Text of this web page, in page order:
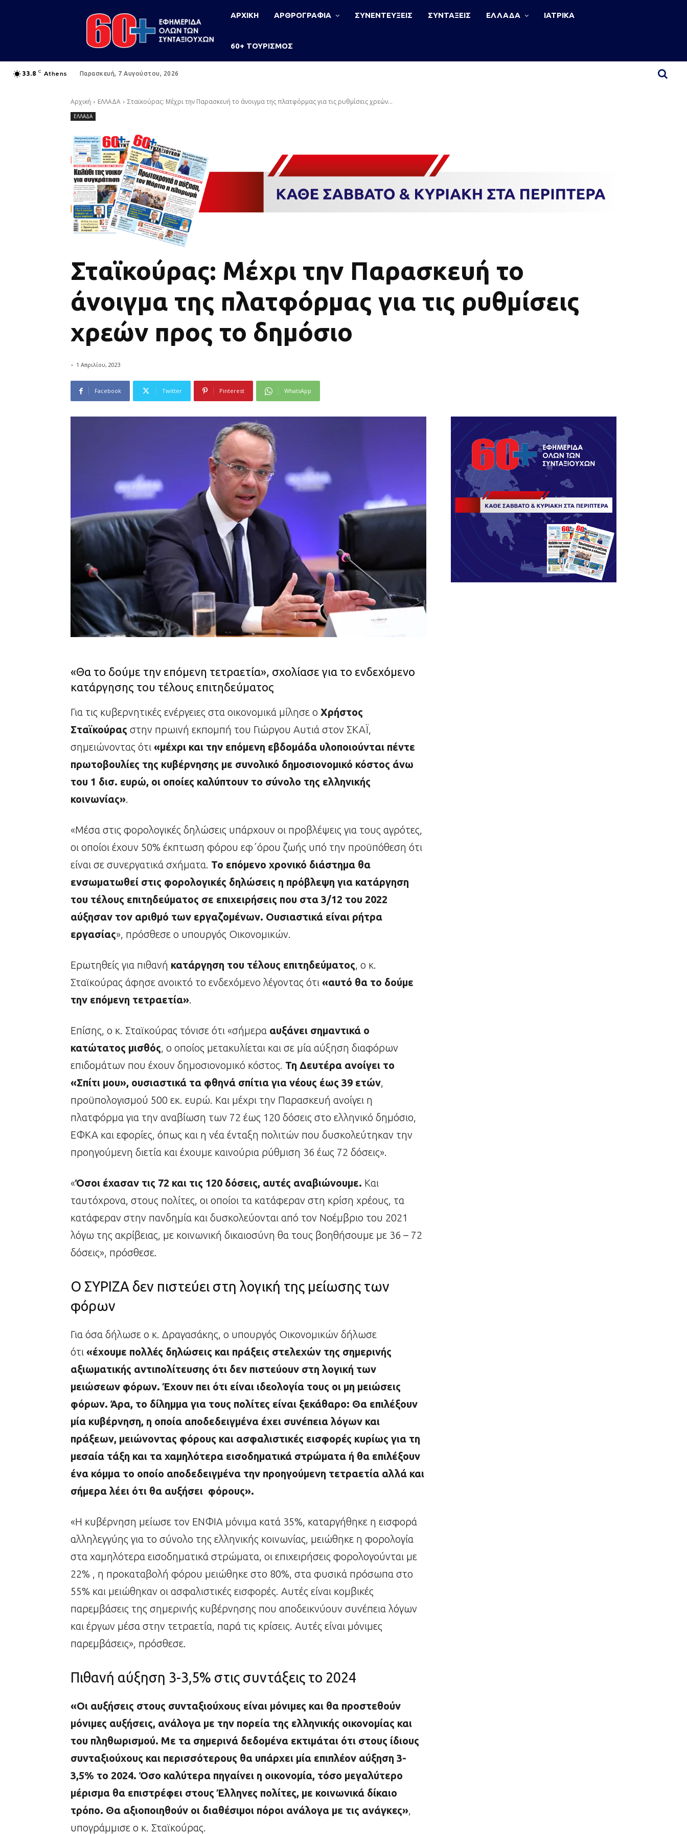
ΑΡΧΙΚΗ ΑΡΘΡΟΓΡΑΦΙΑ ΣΥΝΕΝΤΕΥΞΕΙΣ ΣΥΝΤΑΞΕΙΣ ΕΛΛΑΔΑ ΙΑΤΡΙΚΑ
60+ ΤΟΥΡΙΣΜΟΣ
33.8 C Athens Παρασκευή, 7 Αυγούστου, 2026
Αρχική ΕΛΛΑΔΑ Σταϊκούρας: Μέχρι την Παρασκευή το άνοιγμα της πλατφόρμας για τις ρυθμίσεις χρεών...
ΕΛΛΑΔΑ
Σταϊκούρας: Μέχρι την Παρασκευή το
άνοιγμα της πλατφόρμας για τις ρυθμίσεις
χρεών προς το δημόσιο
- 1 Απριλίου, 2023
Facebook Twitter Pinterest WhatsApp
«Θα το δούμε την επόμενη τετραετία», σχολίασε για το ενδεχόμενο
κατάργησης του τέλους επιτηδεύματος
Για τις κυβερνητικές ενέργειες στα οικονομικά μίλησε ο Χρήστος
Σταϊκούρας στην πρωινή εκπομπή του Γιώργου Αυτιά στον ΣΚΑΪ,
σημειώνοντας ότι «μέχρι και την επόμενη εβδομάδα υλοποιούνται πέντε
πρωτοβουλίες της κυβέρνησης με συνολικό δημοσιονομικό κόστος άνω
του 1 δισ. ευρώ, οι οποίες καλύπτουν το σύνολο της ελληνικής
κοινωνίας».
«Μέσα στις φορολογικές δηλώσεις υπάρχουν οι προβλέψεις για τους αγρότες,
οι οποίοι έχουν 50% έκπτωση φόρου εφ΄όρου ζωής υπό την προϋπόθεση ότι
είναι σε συνεργατικά σχήματα. Το επόμενο χρονικό διάστημα θα
ενσωματωθεί στις φορολογικές δηλώσεις η πρόβλεψη για κατάργηση
του τέλους επιτηδεύματος σε επιχειρήσεις που στα 3/12 του 2022
αύξησαν τον αριθμό των εργαζομένων. Ουσιαστικά είναι ρήτρα
εργασίας», πρόσθεσε ο υπουργός Οικονομικών.
Ερωτηθείς για πιθανή κατάργηση του τέλους επιτηδεύματος, ο κ.
Σταϊκούρας άφησε ανοικτό το ενδεχόμενο λέγοντας ότι «αυτό θα το δούμε
την επόμενη τετραετία».
Επίσης, ο κ. Σταϊκούρας τόνισε ότι «σήμερα αυξάνει σημαντικά ο
κατώτατος μισθός, ο οποίος μετακυλίεται και σε μία αύξηση διαφόρων
επιδομάτων που έχουν δημοσιονομικό κόστος. Τη Δευτέρα ανοίγει το
«Σπίτι μου», ουσιαστικά τα φθηνά σπίτια για νέους έως 39 ετών,
προϋπολογισμού 500 εκ. ευρώ. Και μέχρι την Παρασκευή ανοίγει η
πλατφόρμα για την αναβίωση των 72 έως 120 δόσεις στο ελληνικό δημόσιο,
ΕΦΚΑ και εφορίες, όπως και η νέα ένταξη πολιτών που δυσκολεύτηκαν την
προηγούμενη διετία και έχουμε καινούρια ρύθμιση 36 έως 72 δόσεις».
«Όσοι έχασαν τις 72 και τις 120 δόσεις, αυτές αναβιώνουμε. Και
ταυτόχρονα, στους πολίτες, οι οποίοι τα κατάφεραν στη κρίση χρέους, τα
κατάφεραν στην πανδημία και δυσκολεύονται από τον Νοέμβριο του 2021
λόγω της ακρίβειας, με κοινωνική δικαιοσύνη θα τους βοηθήσουμε με 36 – 72
δόσεις», πρόσθεσε.
Ο ΣΥΡΙΖΑ δεν πιστεύει στη λογική της μείωσης των
φόρων
Για όσα δήλωσε ο κ. Δραγασάκης, ο υπουργός Οικονομικών δήλωσε
ότι «έχουμε πολλές δηλώσεις και πράξεις στελεχών της σημερινής
αξιωματικής αντιπολίτευσης ότι δεν πιστεύουν στη λογική των
μειώσεων φόρων. Έχουν πει ότι είναι ιδεολογία τους οι μη μειώσεις
φόρων. Άρα, το δίλημμα για τους πολίτες είναι ξεκάθαρο: Θα επιλέξουν
μία κυβέρνηση, η οποία αποδεδειγμένα έχει συνέπεια λόγων και
πράξεων, μειώνοντας φόρους και ασφαλιστικές εισφορές κυρίως για τη
μεσαία τάξη και τα χαμηλότερα εισοδηματικά στρώματα ή θα επιλέξουν
ένα κόμμα το οποίο αποδεδειγμένα την προηγούμενη τετραετία αλλά και
σήμερα λέει ότι θα αυξήσει φόρους».
«Η κυβέρνηση μείωσε τον ΕΝΦΙΑ μόνιμα κατά 35%, καταργήθηκε η εισφορά
αλληλεγγύης για το σύνολο της ελληνικής κοινωνίας, μειώθηκε η φορολογία
στα χαμηλότερα εισοδηματικά στρώματα, οι επιχειρήσεις φορολογούνται με
22% , η προκαταβολή φόρου μειώθηκε στο 80%, στα φυσικά πρόσωπα στο
55% και μειώθηκαν οι ασφαλιστικές εισφορές. Αυτές είναι κομβικές
παρεμβάσεις της σημερινής κυβέρνησης που αποδεικνύουν συνέπεια λόγων
και έργων μέσα στην τετραετία, παρά τις κρίσεις. Αυτές είναι μόνιμες
παρεμβάσεις», πρόσθεσε.
Πιθανή αύξηση 3-3,5% στις συντάξεις το 2024
«Οι αυξήσεις στους συνταξιούχους είναι μόνιμες και θα προστεθούν
μόνιμες αυξήσεις, ανάλογα με την πορεία της ελληνικής οικονομίας και
του πληθωρισμού. Με τα σημερινά δεδομένα εκτιμάται ότι στους ίδιους
συνταξιούχους και περισσότερους θα υπάρχει μία επιπλέον αύξηση 3-
3,5% το 2024. Όσο καλύτερα πηγαίνει η οικονομία, τόσο μεγαλύτερο
μέρισμα θα επιστρέφει στους Έλληνες πολίτες, με κοινωνικά δίκαιο
τρόπο. Θα αξιοποιηθούν οι διαθέσιμοι πόροι ανάλογα με τις ανάγκες»,
υπογράμμισε ο κ. Σταϊκούρας.